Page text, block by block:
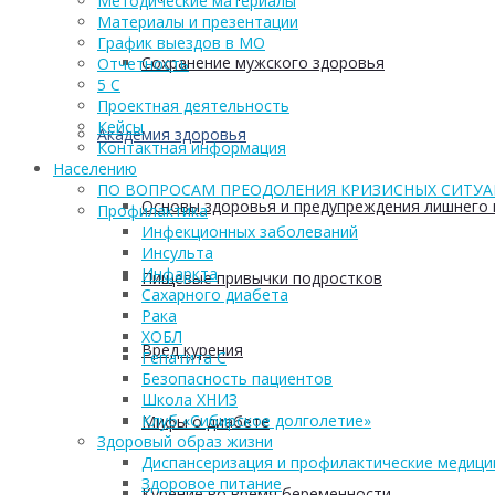
Сохранение мужского здоровья
Академия здоровья
Основы здоровья и предупреждения лишнего
Пищевые привычки подростков
Вред курения
Мифы о диабете
Материалы и презентации
График выездов в МО
Отчетность
5 С
Проектная деятельность
Кейсы
Контактная информация
Населению
ПО ВОПРОСАМ ПРЕОДОЛЕНИЯ КРИЗИСНЫХ
Профилактика
Инфекционных заболеваний
Инсульта
Инфаркта
Сахарного диабета
Рака
ХОБЛ
Гепатита С
Безопасность пациентов
Школа ХНИЗ
Клуб «Сибирское долголетие»
Здоровый образ жизни
Диспансеризация и профилактические
Здоровое питание